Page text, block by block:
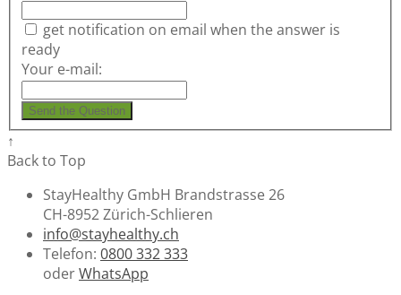
get notification on email when the answer is
ready
Your e-mail:
Send the Question
↑
Back to Top
StayHealthy GmbH Brandstrasse 26
CH-8952 Zürich-Schlieren
info@stayhealthy.ch
Telefon: 0800 332 333
oderWhatsApp